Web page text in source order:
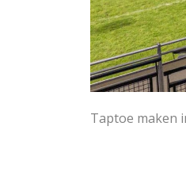
Taptoe maken